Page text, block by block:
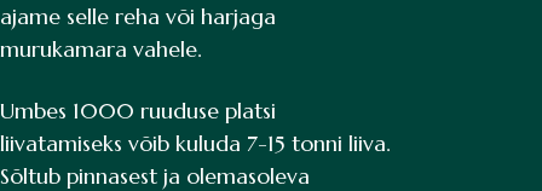
ajame selle reha või harjaga
murukamara vahele.
Umbes 1000 ruuduse platsi
liivatamiseks võib kuluda 7-15 tonni liiva.
Sõltub pinnasest ja olemasoleva